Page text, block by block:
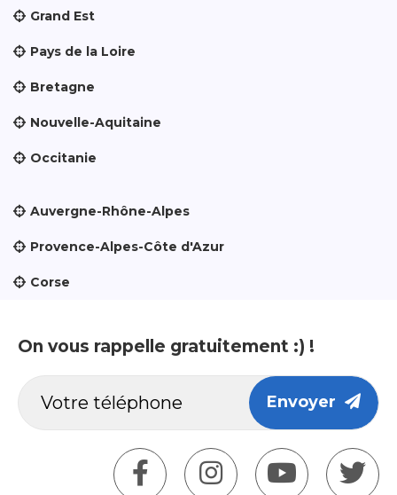
Grand Est
Pays de la Loire
Bretagne
Nouvelle-Aquitaine
Occitanie
Auvergne-Rhône-Alpes
Provence-Alpes-Côte d'Azur
Corse
On vous rappelle gratuitement :) !
Envoyer